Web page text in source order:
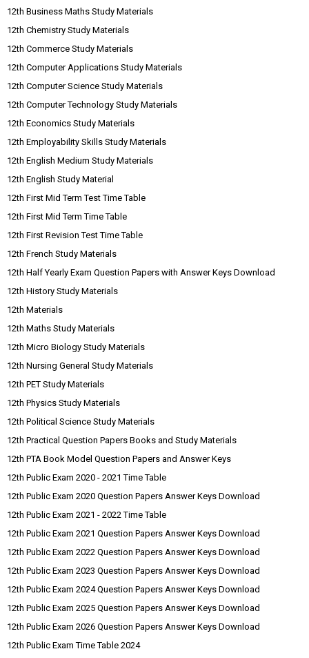
12th Business Maths Study Materials
12th Chemistry Study Materials
12th Commerce Study Materials
12th Computer Applications Study Materials
12th Computer Science Study Materials
12th Computer Technology Study Materials
12th Economics Study Materials
12th Employability Skills Study Materials
12th English Medium Study Materials
12th English Study Material
12th First Mid Term Test Time Table
12th First Mid Term Time Table
12th First Revision Test Time Table
12th French Study Materials
12th Half Yearly Exam Question Papers with Answer Keys Download
12th History Study Materials
12th Materials
12th Maths Study Materials
12th Micro Biology Study Materials
12th Nursing General Study Materials
12th PET Study Materials
12th Physics Study Materials
12th Political Science Study Materials
12th Practical Question Papers Books and Study Materials
12th PTA Book Model Question Papers and Answer Keys
12th Public Exam 2020 - 2021 Time Table
12th Public Exam 2020 Question Papers Answer Keys Download
12th Public Exam 2021 - 2022 Time Table
12th Public Exam 2021 Question Papers Answer Keys Download
12th Public Exam 2022 Question Papers Answer Keys Download
12th Public Exam 2023 Question Papers Answer Keys Download
12th Public Exam 2024 Question Papers Answer Keys Download
12th Public Exam 2025 Question Papers Answer Keys Download
12th Public Exam 2026 Question Papers Answer Keys Download
12th Public Exam Time Table 2024